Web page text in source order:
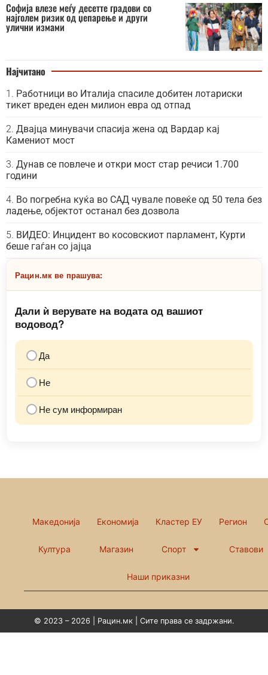
Софија влезе меѓу десетте градови со
најголем ризик од џепарење и други
улични измами
Најчитано
Работници во Италија спасиле добитен лотариски
тикет вреден еден милион евра од отпад
Двајца минувачи спасија жена од Вардар кај
Камениот мост
Дунав се повлече и откри мост стар речиси 1.700
години
Во погребна куќа во САД чувале повеќе од 50 тела без
ладење, објектот останал без дозвола
ВИДЕО: Инцидент во косовскиот парламент, Курти
беше гаѓан со јајца
Рацин.мк ве прашува:
Дали ѝ верувате на водата од вашиот
водовод?
Да
Не
Не сум информиран
Македонија Економија Кластер ЕУ Регион
Култура Магазин Спорт Ставови
Наши приказни
© 2023 – 2026 | Рацин.мк | Сите права се задржани.